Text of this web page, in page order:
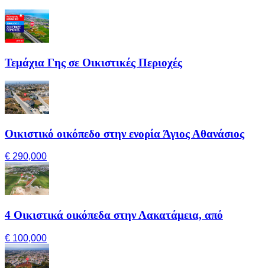
Τεμάχια Γης σε Οικιστικές Περιοχές
Οικιστικό οικόπεδο στην ενορία Άγιος Αθανάσιος
€ 290,000
4 Οικιστικά οικόπεδα στην Λακατάμεια, από
€ 100,000